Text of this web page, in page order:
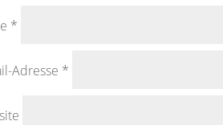
*
Adresse *